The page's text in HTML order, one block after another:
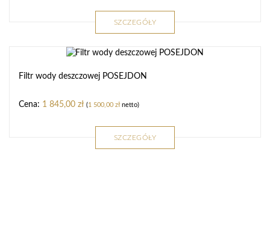
SZCZEGÓŁY
Filtr wody deszczowej POSEJDON
1 845,00 zł (1 500,00 złnetto)
SZCZEGÓŁY